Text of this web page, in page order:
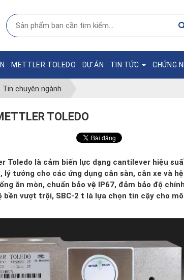
METTLER TOLEDO DỰ ÁN TIN TỨC CHỨNG
Tin chuyên ngành
TOLEDO
Toledo là cảm biến lực dạng cantilever hiệu
tưởng cho các ứng dụng cân sàn, cân xe và
ăn mòn, chuẩn bảo vệ IP67, đảm bảo độ
bền vượt trội, SBC-2 t là lựa chọn tin cậy cho